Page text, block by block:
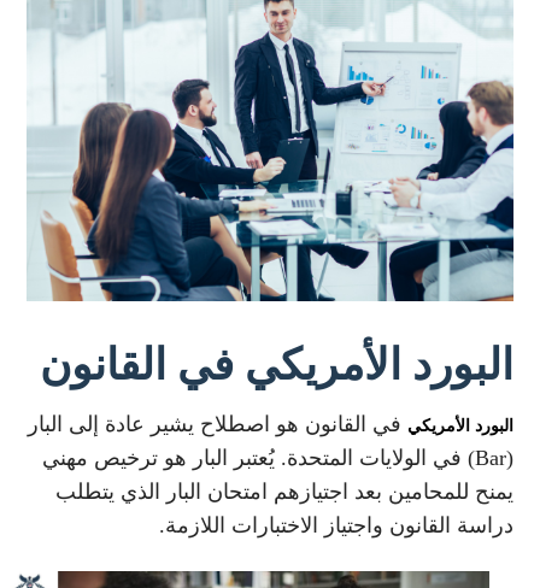
البورد الأمريكي في القانون
البورد الأمريكي في القانون هو اصطلاح يشير عادة إلى البار
(Bar) في الولايات المتحدة. يُعتبر البار هو ترخيص مهني
يمنح للمحامين بعد اجتيازهم امتحان البار الذي يتطلب
دراسة القانون واجتياز الاختبارات اللازمة.